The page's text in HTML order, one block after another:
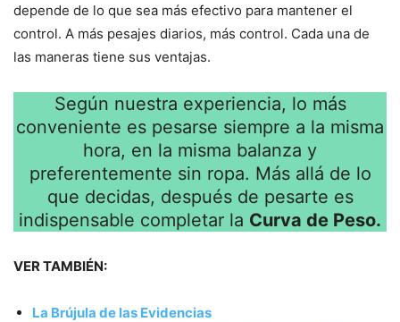
depende de lo que sea más efectivo para mantener el
control. A más pesajes diarios, más control. Cada una de
las maneras tiene sus ventajas.
Según nuestra experiencia, lo más
conveniente es pesarse siempre a la misma
hora, en la misma balanza y
preferentemente sin ropa. Más allá de lo
que decidas, después de pesarte es
indispensable completar la Curva de Peso.
VER TAMBIÉN:
La Brújula de las Evidencias